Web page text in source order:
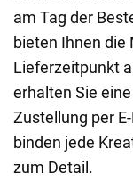
am Tag der
bieten Ihnen die
Lieferzeitpunkt
erhalten Sie
Zustellung per
binden jede
zum Detail.